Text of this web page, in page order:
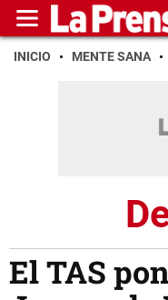
INICIO MENTE SANA
El TAS